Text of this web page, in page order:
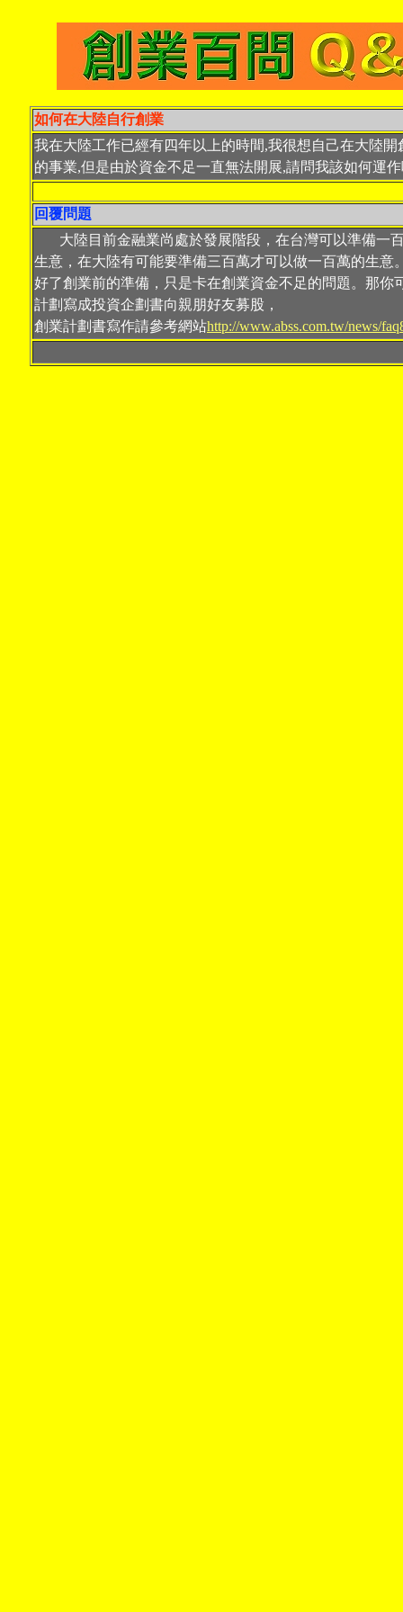
如何在大陸自行創業
我在大陸工作已經有四年以上的時間,我很想自己在大陸開
的事業,但是由於資金不足一直無法開展,請問我該如何運作
回覆問題
大陸目前金融業尚處於發展階段，在台灣可以準備一
生意，在大陸有可能要準備三百萬才可以做一百萬的生意
好了創業前的準備，只是卡在創業資金不足的問題。那你
計劃寫成投資企劃書向親朋好友募股，
創業計劃書寫作請參考網站http://www.abss.com.tw/news/